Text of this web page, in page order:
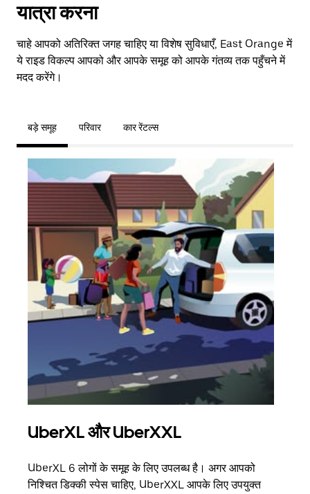
यात्रा करना
चाहे आपको अतिरिक्त जगह चाहिए या विशेष सुविधाएँ, East Orange में
ये राइड विकल्प आपको और आपके समूह को आपके गंतव्य तक पहुँचने में
मदद करेंगे।
बड़े समूह परिवार कार रेंटल्स
UberXL और UberXXL
UberXL 6 लोगों के समूह के लिए उपलब्ध है। अगर आपको
निश्चित डिक्की स्पेस चाहिए, UberXXL आपके लिए उपयुक्त